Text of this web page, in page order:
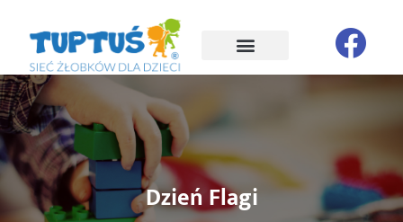
Dzień Flagi